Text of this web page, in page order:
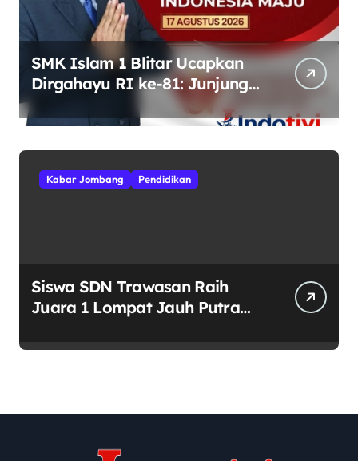
SMK Islam 1 Blitar Ucapkan
Dirgahayu RI ke-81: Junjung
Kebhinekaan
Kabar Jombang Pendidikan
Siswa SDN Trawasan Raih
Juara 1 Lompat Jauh Putra
di HUT RI ke-81